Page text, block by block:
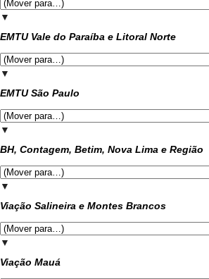
▼
EMTU Vale do Paraíba e Litoral Norte
▼
EMTU São Paulo
▼
BH, Contagem, Betim, Nova Lima e Região
▼
Viação Salineira e Montes Brancos
▼
Viação Mauá